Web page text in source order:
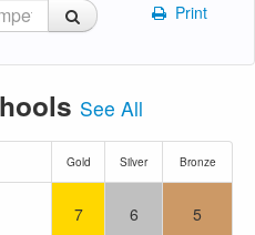
Print
See All
Gold Silver Bronze
7 6 5